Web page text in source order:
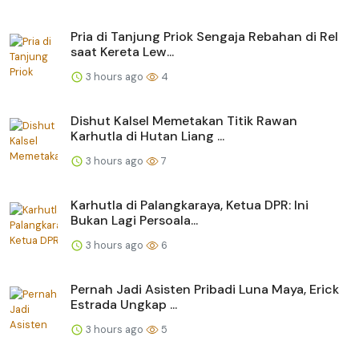
Pria di Tanjung Priok Sengaja Rebahan di Rel
saat Kereta Lew...
3 hours ago 4
Dishut Kalsel Memetakan Titik Rawan
Karhutla di Hutan Liang ...
3 hours ago 7
Karhutla di Palangkaraya, Ketua DPR: Ini
Bukan Lagi Persoala...
3 hours ago 6
Pernah Jadi Asisten Pribadi Luna Maya, Erick
Estrada Ungkap ...
3 hours ago 5